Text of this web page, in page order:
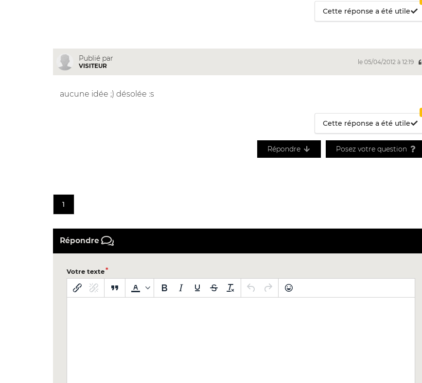
Cette réponse a été utile
Publié par
VISITEUR
le 05/04/2012 à 12:19
aucune idée ;) désolée :s
Cette réponse a été utile
Répondre Posez votre question
1
Répondre
Votre texte